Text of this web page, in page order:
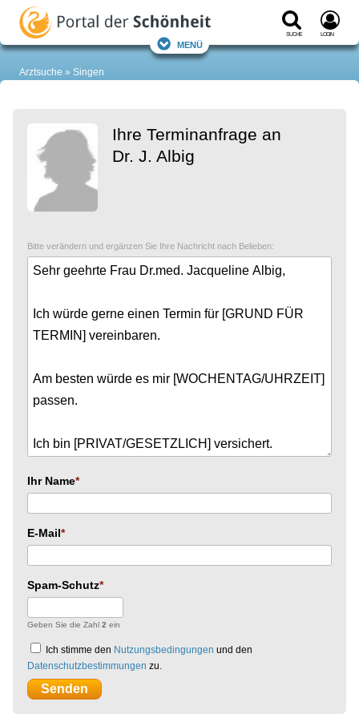
Suche Login
Menü
Arztsuche Singen
Ihre Terminanfrage an
Dr. J. Albig
Bitte verändern und ergänzen Sie Ihre Nachricht nach Belieben:
Ihr Name
E-Mail
Spam-Schutz
Geben Sie die Zahl 2 ein
Ich stimme den Nutzungsbedingungen und den
Datenschutzbestimmungen zu.